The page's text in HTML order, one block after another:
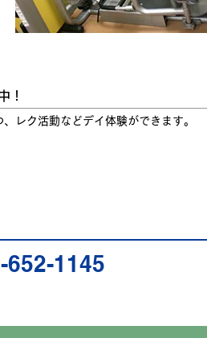
！
レク活動などデイ体験ができます。
652-1145